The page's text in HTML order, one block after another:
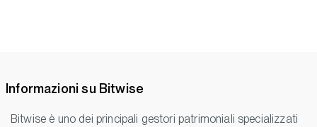
Informazioni su Bitwise
Bitwise è uno dei principali gestori patrimoniali specializzati